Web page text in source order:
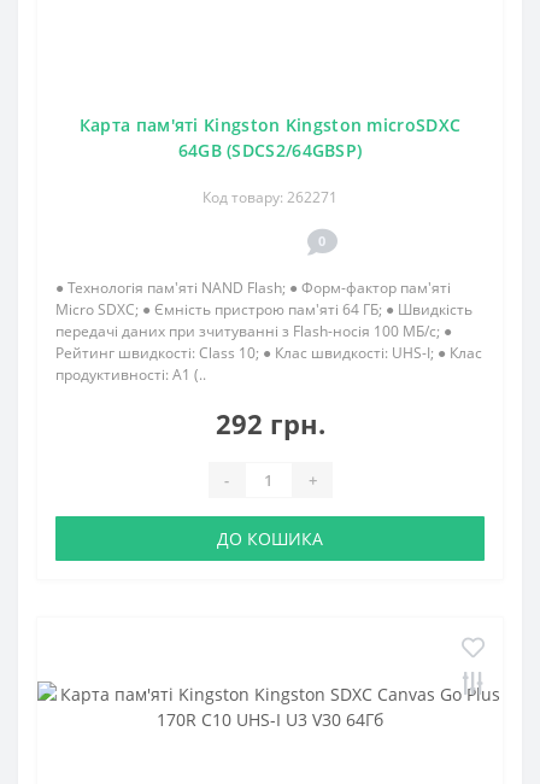
Карта пам'яті Kingston Kingston microSDXC
64GB (SDCS2/64GBSP)
Код товару: 262271
0
● Технологія пам'яті NAND Flash; ● Форм-фактор пам'яті
Micro SDXC; ● Ємність пристрою пам'яті 64 ГБ; ● Швидкість
передачі даних при зчитуванні з Flash-носія 100 МБ/с; ●
Рейтинг швидкості: Class 10; ● Клас швидкості: UHS-I; ● Клас
продуктивності: A1 (..
292 грн.
- +
ДО КОШИКА